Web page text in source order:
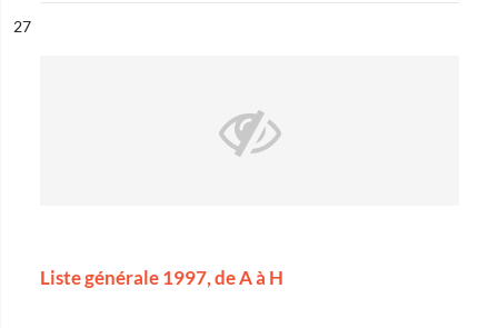
n°
27
Liste générale 1997, de A à H